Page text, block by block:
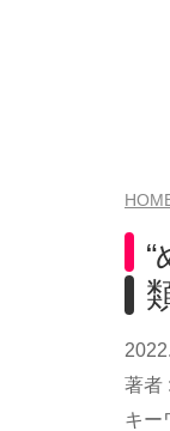
著者 :
キー